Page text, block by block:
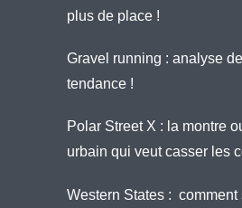
plus de place !
Gravel running : analyse
tendance !
Polar Street X : la montre
urbain qui veut casser les
Western States : comment